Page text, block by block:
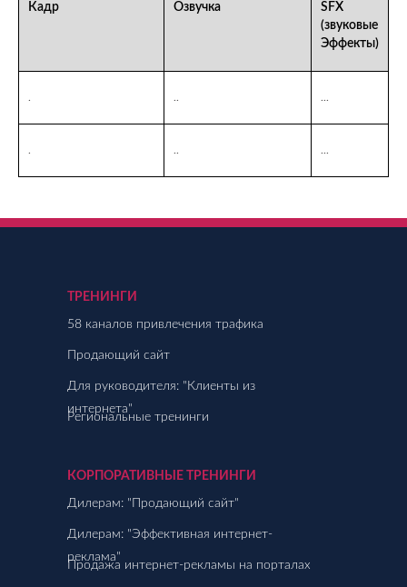
Кадр Озвучка
SFX
(звуковые
Эффекты)
ТРЕНИНГИ
КОРПОРАТИВНЫЕ ТРЕНИНГИ
58 каналов привлечения трафика
Продающий сайт
Для руководителя: "Клиенты из
интернета"
Региональные тренинги
Дилерам: "Продающий сайт"
Дилерам: "Эффективная интернет-
реклама"
Продажа интернет-рекламы на порталах